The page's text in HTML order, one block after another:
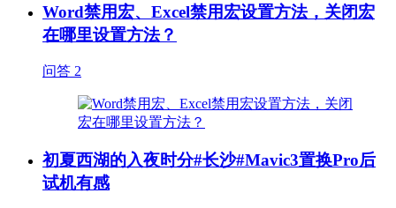
Word禁用宏、Excel禁用宏设置方法，关闭宏
在哪里设置方法？
问答 2
初夏西湖的入夜时分#长沙#Mavic3置换Pro后
试机有感